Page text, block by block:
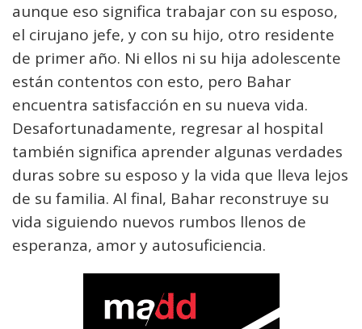
aunque eso significa trabajar con su esposo,
el cirujano jefe, y con su hijo, otro residente
de primer año. Ni ellos ni su hija adolescente
están contentos con esto, pero Bahar
encuentra satisfacción en su nueva vida.
Desafortunadamente, regresar al hospital
también significa aprender algunas verdades
duras sobre su esposo y la vida que lleva lejos
de su familia. Al final, Bahar reconstruye su
vida siguiendo nuevos rumbos llenos de
esperanza, amor y autosuficiencia.